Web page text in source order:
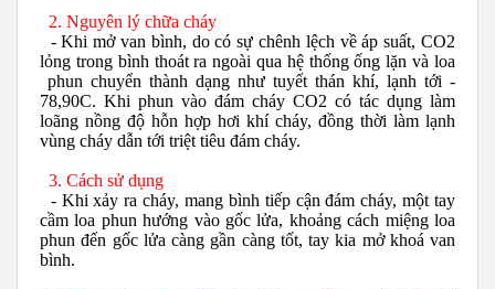
2. Nguyên lý chữa cháy
- Khi mở van bình, do có sự chênh lệch về áp suất, CO2
lỏng trong bình thoát ra ngoài qua hệ thống ống lặn và loa
phun chuyển thành dạng như tuyết thán khí, lạnh tới -
78,90C. Khi phun vào đám cháy CO2 có tác dụng làm
loãng nồng độ hỗn hợp hơi khí cháy, đồng thời làm lạnh
vùng cháy dẫn tới triệt tiêu đám cháy.
3. Cách sử dụng
- Khi xảy ra cháy, mang bình tiếp cận đám cháy, một tay
cầm loa phun hướng vào gốc lửa, khoảng cách miệng loa
phun đến gốc lửa càng gần càng tốt, tay kia mở khoá van
bình.